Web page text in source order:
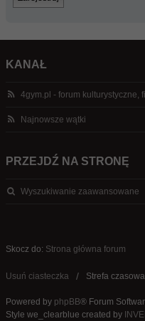
KANAŁ
4gym.pl - forum kulturystyczne,
Najnowsze wątki
PRZEJDŹ NA STRONĘ
Wyszukiwanie zaawansowane
Skocz do: Strona główna forum
Usuń ciasteczka Strefa
Powered by phpBB® Forum
Style we_clearblue created by